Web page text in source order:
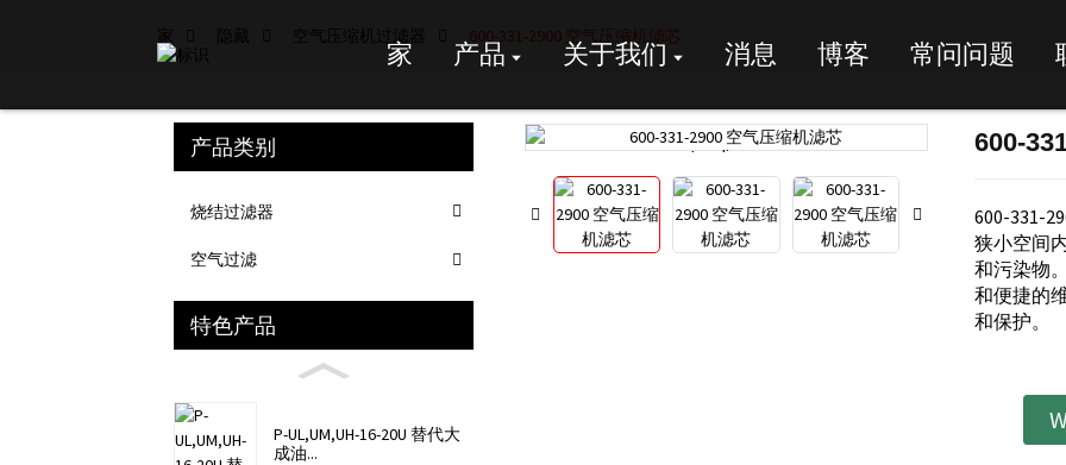
家 产品 关于我们 消息 博客 常问问题
家 隐藏 空气压缩机过滤器 600-331-2900 空气压缩机滤芯
产品类别
烧结过滤器
空气过滤
特色产品
P-UL,UM,UH-16-20U 替代大
成油...
Loading...
Loading... Loading...
Loading... 600-
600-331-
狭小空间
和污染物
和便捷的
和保护。